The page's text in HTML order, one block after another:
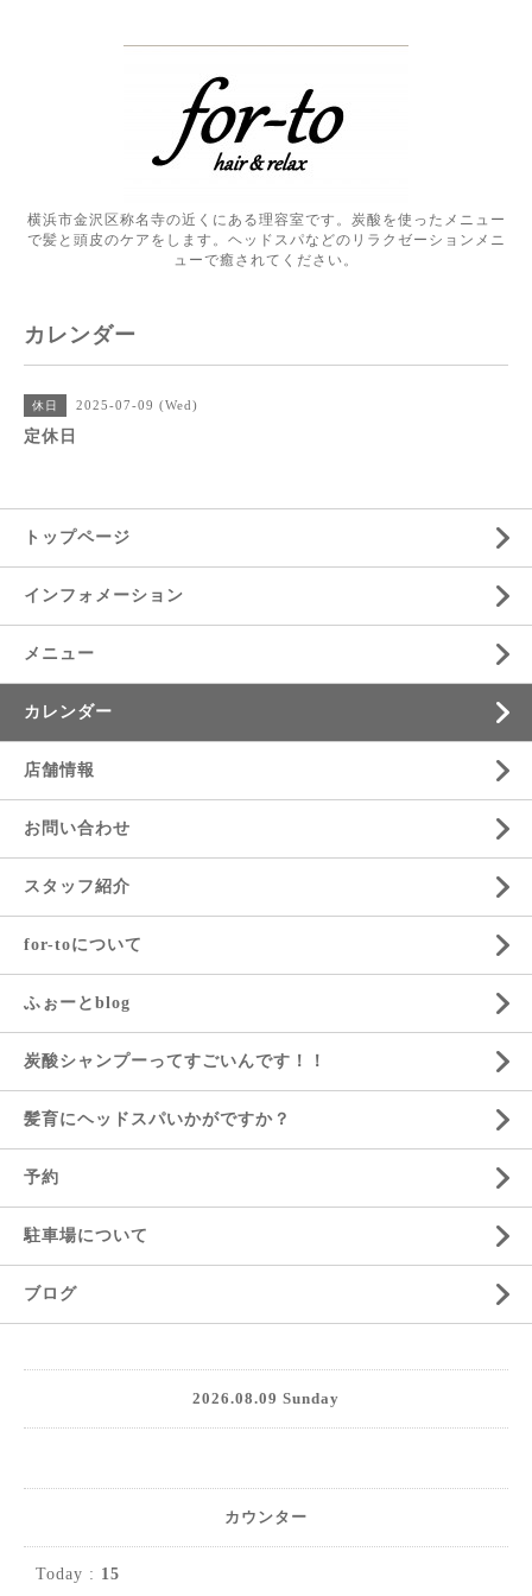
横浜市金沢区称名寺の近くにある理容室です。炭酸を使ったメニュー
で髪と頭皮のケアをします。ヘッドスパなどのリラクゼーションメニ
ューで癒されてください。
カレンダー
休日 2025-07-09 (Wed)
定休日
トップページ
インフォメーション
メニュー
カレンダー
店舗情報
お問い合わせ
スタッフ紹介
for-toについて
ふぉーとblog
炭酸シャンプーってすごいんです！！
髪育にヘッドスパいかがですか？
予約
駐車場について
ブログ
2026.08.09 Sunday
カウンター
Today : 15